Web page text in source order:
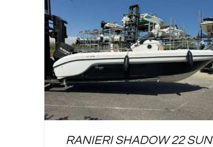
RANIERI SHADOW 22 SUN